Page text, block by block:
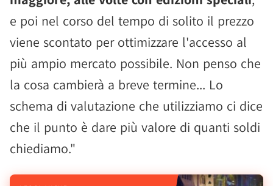
e poi nel corso del tempo di solito il prezzo
viene scontato per ottimizzare l'accesso al
più ampio mercato possibile. Non penso che
la cosa cambierà a breve termine... Lo
schema di valutazione che utilizziamo ci dice
che il punto è dare più valore di quanti soldi
chiediamo."